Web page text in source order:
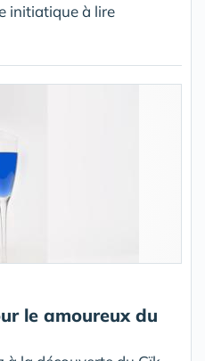
initiatique à lire
le amoureux du